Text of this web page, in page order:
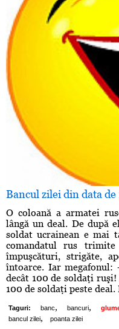
Bancul zilei din data
O coloană a armatei
lângă un deal. De după
soldat ucrainean e mai
comandatul rus
împuşcături, strigăte,
întoarce. Iar
decât 100 de soldaţi
100 de soldaţi peste deal.
Taguri: banc, bancuri,
bancul zilei, poanta zilei